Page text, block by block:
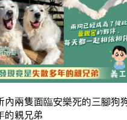
內兩隻面臨安樂死的三腳狗
的親兄弟